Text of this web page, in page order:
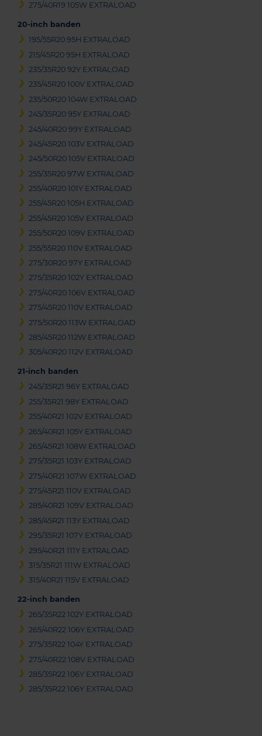
275/40R19 105W EXTRALOAD
20-inch banden
195/55R20 95H EXTRALOAD
215/45R20 95H EXTRALOAD
235/35R20 92Y EXTRALOAD
235/45R20 100V EXTRALOAD
235/50R20 104W EXTRALOAD
245/35R20 95Y EXTRALOAD
245/40R20 99Y EXTRALOAD
245/45R20 103V EXTRALOAD
245/50R20 105V EXTRALOAD
255/35R20 97W EXTRALOAD
255/40R20 101Y EXTRALOAD
255/45R20 105H EXTRALOAD
255/45R20 105V EXTRALOAD
255/50R20 109V EXTRALOAD
255/55R20 110V EXTRALOAD
275/30R20 97Y EXTRALOAD
275/35R20 102Y EXTRALOAD
275/40R20 106V EXTRALOAD
275/45R20 110V EXTRALOAD
275/50R20 113W EXTRALOAD
285/45R20 112W EXTRALOAD
305/40R20 112V EXTRALOAD
21-inch banden
245/35R21 96Y EXTRALOAD
255/35R21 98Y EXTRALOAD
255/40R21 102V EXTRALOAD
265/40R21 105Y EXTRALOAD
265/45R21 108W EXTRALOAD
275/35R21 103Y EXTRALOAD
275/40R21 107W EXTRALOAD
275/45R21 110V EXTRALOAD
285/40R21 109V EXTRALOAD
285/45R21 113Y EXTRALOAD
295/35R21 107Y EXTRALOAD
295/40R21 111Y EXTRALOAD
315/35R21 111W EXTRALOAD
315/40R21 115V EXTRALOAD
22-inch banden
265/35R22 102Y EXTRALOAD
265/40R22 106Y EXTRALOAD
275/35R22 104Y EXTRALOAD
275/40R22 108V EXTRALOAD
285/35R22 106Y EXTRALOAD
285/35R22 106Y EXTRALOAD